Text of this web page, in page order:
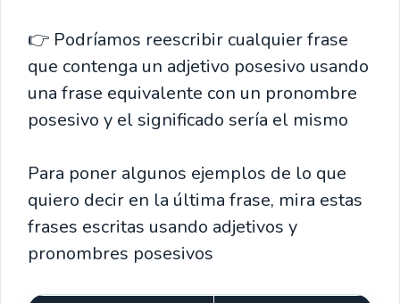
👉 Podríamos reescribir cualquier frase
que contenga un adjetivo posesivo usando
una frase equivalente con un pronombre
posesivo y el significado sería el mismo
Para poner algunos ejemplos de lo que
quiero decir en la última frase, mira estas
frases escritas usando adjetivos y
pronombres posesivos